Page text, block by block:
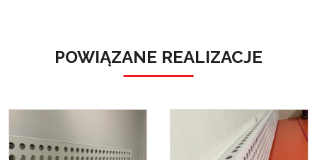
POWIĄZANE REALIZACJE